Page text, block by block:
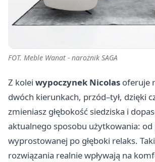
FOT. Meble Wanat - narożnik SAGA
Z kolei wypoczynek Nicolas oferuje
dwóch kierunkach, przód–tył, dzięki
zmieniasz głębokość siedziska i
aktualnego sposobu użytkowania: od
wyprostowanej po głęboki relaks.
rozwiązania realnie wpływają na